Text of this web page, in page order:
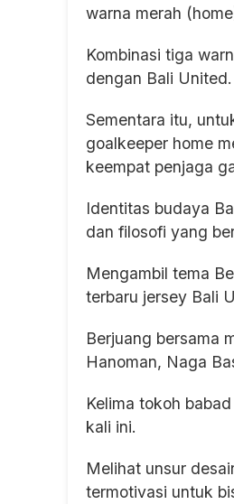
warna merah
Kombinasi tiga
dengan Bali United.
Sementara itu,
goalkeeper home
keempat penjaga
Identitas budaya
dan filosofi yang
Mengambil tema
terbaru jersey Bali
Berjuang bersama
Hanoman, Naga
Kelima tokoh
kali ini.
Melihat unsur
termotivasi untuk